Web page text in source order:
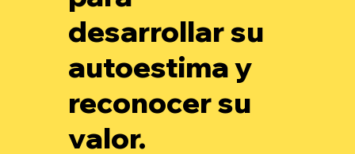
desarrollar su
autoestima y
reconocer su
valor.